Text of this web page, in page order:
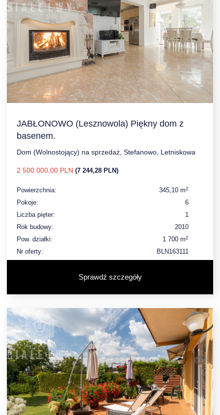
JABŁONOWO (Lesznowola) Piękny dom z
basenem.
Dom (Wolnostojący) na sprzedaż, Stefanowo, Letniskowa
2 500 000,00 PLN (7 244,28 PLN)
Powierzchnia: 345,10 m2
Pokoje:
6
Liczba pięter:
1
Rok budowy:
2010
Pow. działki:
1 700 m2
Nr oferty: BLN163111
Sprawdź szczegóły